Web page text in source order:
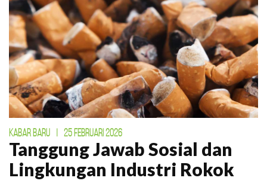
KABAR BARU | 25 FEBRUARI 2026
Tanggung Jawab Sosial dan
Lingkungan Industri Rokok